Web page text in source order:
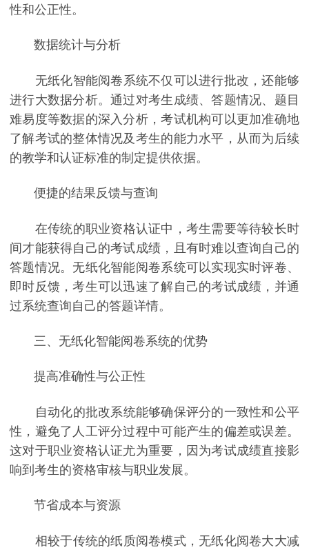
性和公正性。
数据统计与分析
无纸化智能阅卷系统不仅可以进行批改，还能够
进行大数据分析。通过对考生成绩、答题情况、题目
难易度等数据的深入分析，考试机构可以更加准确地
了解考试的整体情况及考生的能力水平，从而为后续
的教学和认证标准的制定提供依据。
便捷的结果反馈与查询
在传统的职业资格认证中，考生需要等待较长时
间才能获得自己的考试成绩，且有时难以查询自己的
答题情况。无纸化智能阅卷系统可以实现实时评卷、
即时反馈，考生可以迅速了解自己的考试成绩，并通
过系统查询自己的答题详情。
三、无纸化智能阅卷系统的优势
提高准确性与公正性
自动化的批改系统能够确保评分的一致性和公平
性，避免了人工评分过程中可能产生的偏差或误差。
这对于职业资格认证尤为重要，因为考试成绩直接影
响到考生的资格审核与职业发展。
节省成本与资源
相较于传统的纸质阅卷模式，无纸化阅卷大大减